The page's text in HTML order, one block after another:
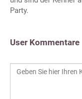
Party.
User Kommentare